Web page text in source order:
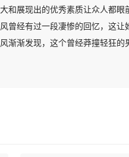
和展现出的优秀素质让众人都
曾经有过一段凄惨的回忆，这
渐渐发现，这个曾经莽撞轻狂的